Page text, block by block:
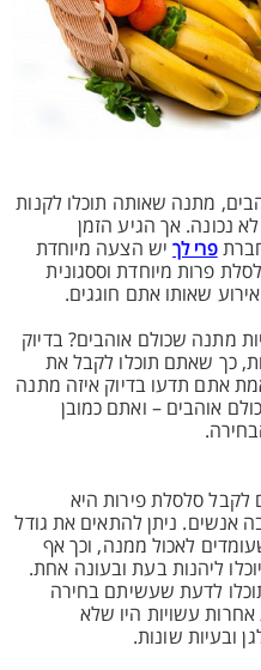
מתנה שאותה תוכלו לקנות
נכונה. אך הגיע הזמן
פרי לךיש הצעה מיוחדת
פרות מיוחדת וססגונית
שאותו אתם חוגגים.
מתנה שכולם אוהבים? בדיוק
כך שאתם תוכלו לקבל את
אתם תדעו בדיוק איזה מתנה
אוהבים – ואתם כמובן
לקבל סלסלת פירות היא
ניתן להתאים את גודל
לאכול ממנה, וכך אף
ליהנות בעת ובעונה אחת.
לדעת שעשיתם בחירה
עשויות היו שלא
ובעיות שונות.